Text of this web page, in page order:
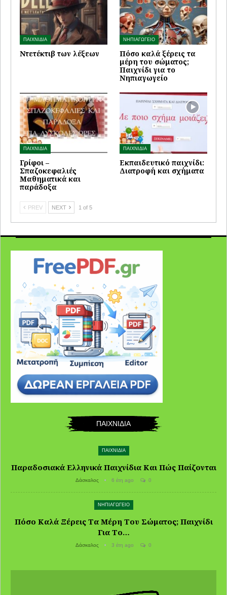
ΠΑΙΧΝΙΔΙΑ
Ντετέκτιβ των λέξεων
ΝΗΠΙΑΓΩΓΕΙΟ
Πόσο καλά ξέρεις τα
μέρη του σώματος;
Παιχνίδι για το
Νηπιαγωγείο
ΠΑΙΧΝΙΔΙΑ
Γρίφοι –
Σπαζοκεφαλιές
Μαθηματικά και
παράδοξα
ΠΑΙΧΝΙΔΙΑ
Εκπαιδευτικό παιχνίδι:
Διατροφή και σχήματα
PREV NEXT 1 of 5
ΠΑΙΧΝΙΔΙΑ
ΠΑΙΧΝΙΔΙΑ
Παραδοσιακά Ελληνικά Παιχνίδια Και Πώς Παίζονται
Δάσκαλος 6 έτη ago 0
ΝΗΠΙΑΓΩΓΕΙΟ
Πόσο Καλά Ξέρεις Τα Μέρη Του Σώματος; Παιχνίδι
Για Το…
Δάσκαλος 3 έτη ago 0